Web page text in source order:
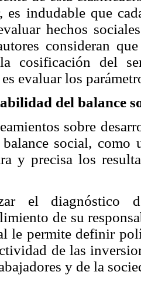
es indudable que
hechos
consideran
la cosificación del
evaluar los
del balance
sobre
social, como
y precisa los
el diagnóstico
de su
le permite definir
de las
y de la